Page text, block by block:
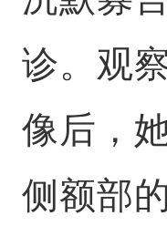
诊。观
像后，
侧额部